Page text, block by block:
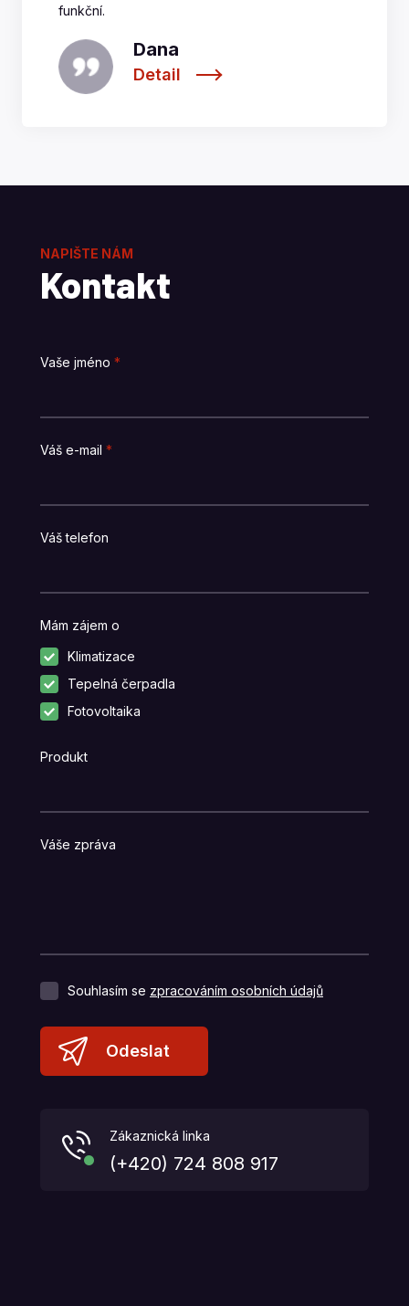
funkční.
Dana
Detail
NAPIŠTE NÁM
Kontakt
Vaše jméno *
Váš e-mail *
Váš telefon
Mám zájem o
Klimatizace
Tepelná čerpadla
Fotovoltaika
Produkt
Váše zpráva
Souhlasím se zpracováním osobních údajů
Odeslat
Zákaznická linka
(+420) 724 808 917